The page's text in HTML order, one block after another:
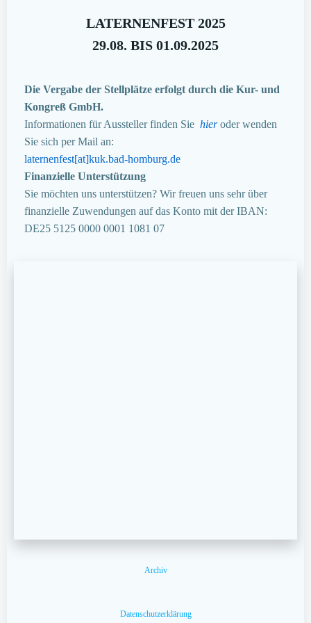
LATERNENFEST 2025
29.08. BIS 01.09.2025
Die Vergabe der Stellplätze erfolgt durch die Kur- und
Kongreß GmbH.
Informationen für Aussteller finden Sie hieroder wenden
Sie sich per Mail an:
laternenfest[at]kuk.bad-homburg.de
Finanzielle Unterstützung
Sie möchten uns unterstützen? Wir freuen uns sehr über
finanzielle Zuwendungen auf das Konto mit der IBAN:
DE25 5125 0000 0001 1081 07
Archiv
Datenschutzerklärung